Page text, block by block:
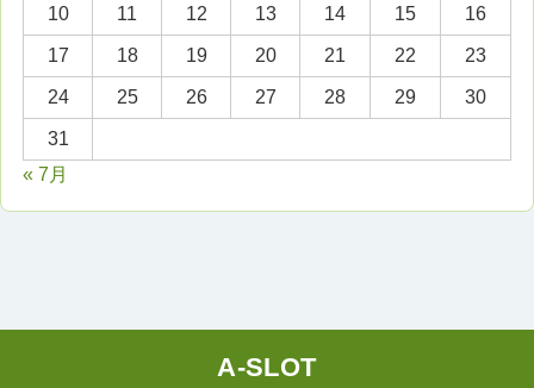
10 11 12 13 14 15 16
17 18 19 20 21 22 23
24 25 26 27 28 29 30
31
« 7月